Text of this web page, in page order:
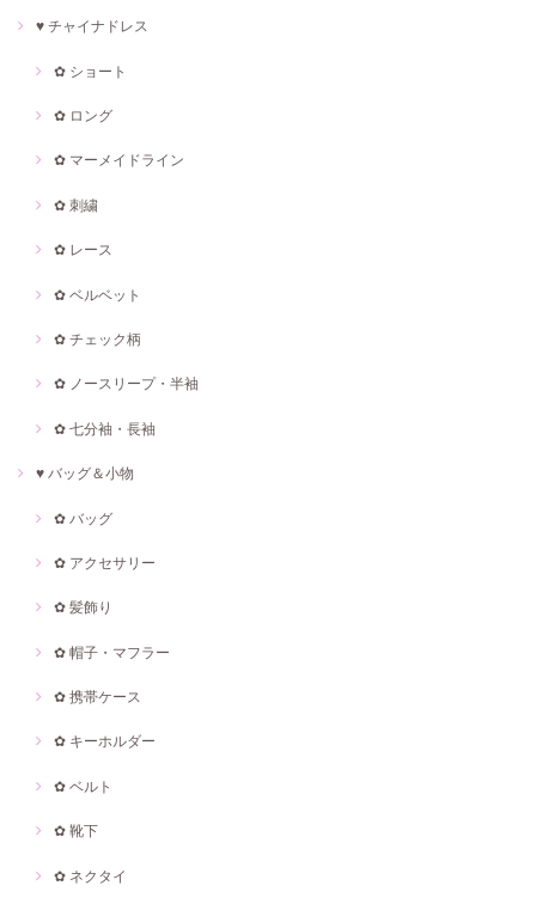
♥ チャイナドレス
✿ ショート
✿ ロング
✿ マーメイドライン
✿ 刺繍
✿ レース
✿ ベルベット
✿ チェック柄
✿ ノースリープ・半袖
✿ 七分袖・長袖
♥ バッグ＆小物
✿ バッグ
✿ アクセサリー
✿ 髪飾り
✿ 帽子・マフラー
✿ 携帯ケース
✿ キーホルダー
✿ ベルト
✿ 靴下
✿ ネクタイ